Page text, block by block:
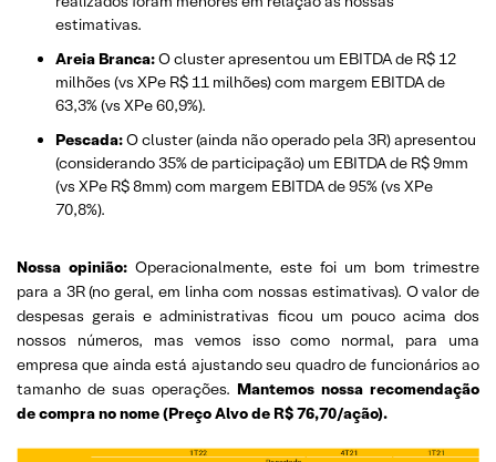
estimativas.
Areia Branca:O cluster apresentou um EBITDA de R$ 12
milhões (vs XPe R$ 11 milhões) com margem EBITDA de
63,3% (vs XPe 60,9%).
Pescada:O cluster (ainda não operado pela 3R) apresentou
(considerando 35% de participação) um EBITDA de R$ 9mm
(vs XPe R$ 8mm) com margem EBITDA de 95% (vs XPe
70,8%).
Nossa opinião: Operacionalmente, este foi um bom trimestre
para a 3R (no geral, em linha com nossas estimativas). O valor de
despesas gerais e administrativas ficou um pouco acima dos
nossos números, mas vemos isso como normal, para uma
empresa que ainda está ajustando seu quadro de funcionários ao
tamanho de suas operações. Mantemos nossa recomendação
de compra no nome (Preço Alvo de R$ 76,70/ação).